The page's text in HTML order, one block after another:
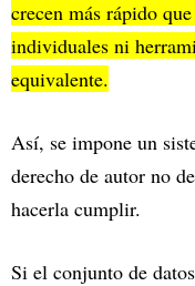
crecen más rápido
individuales ni
equivalente.
Así, se impone un
derecho de autor no
hacerla cumplir.
Si el conjunto de